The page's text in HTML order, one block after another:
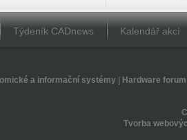
Týdeník CADnews Kalendář akcí
a informační systémy| Hardware forum
Tvorba